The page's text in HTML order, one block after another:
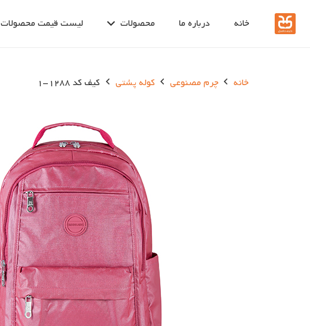
خانه درباره ما محصولات لیست قیمت محصولات
خانه چرم مصنوعی کوله پشتی کیف کد 1288-1